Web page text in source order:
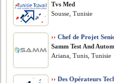
Tvs Med
Sousse, Tunisie
›› Chef de Projet
Samm Test And
Ariana, Tunis, Tunisie
›› Des Opérateurs